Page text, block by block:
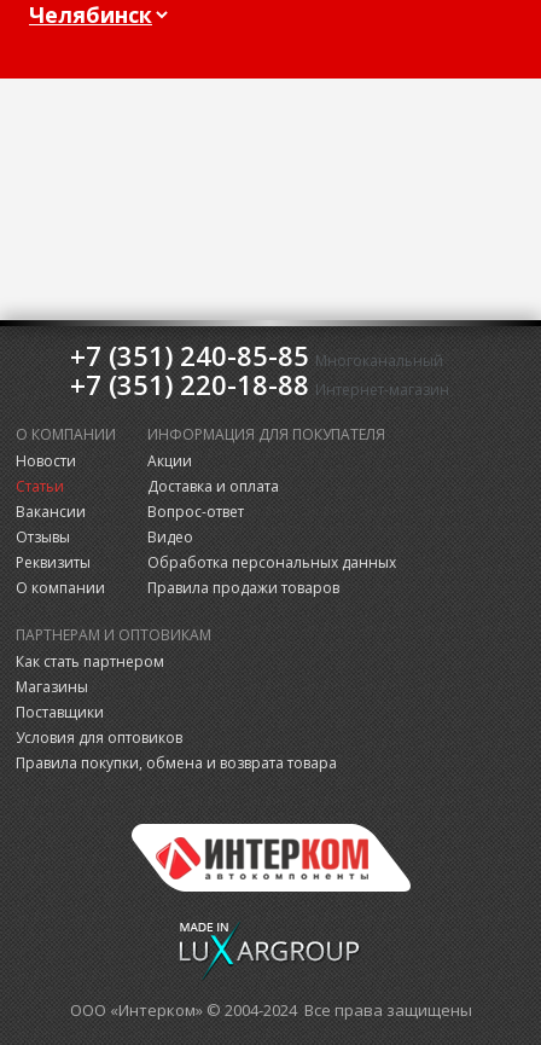
+7 (351) 240-85-85 Многоканальный
+7 (351) 220-18-88 Интернет-магазин
О КОМПАНИИ
Новости
Статьи
Вакансии
Отзывы
Реквизиты
О компании
ИНФОРМАЦИЯ ДЛЯ ПОКУПАТЕЛЯ
Акции
Доставка и оплата
Вопрос-ответ
Видео
Обработка персональных данных
Правила продажи товаров
ПАРТНЕРАМ И ОПТОВИКАМ
Как стать партнером
Магазины
Поставщики
Условия для оптовиков
Правила покупки, обмена и возврата товара
ООО «Интерком» © 2004-2024 Все права защищены